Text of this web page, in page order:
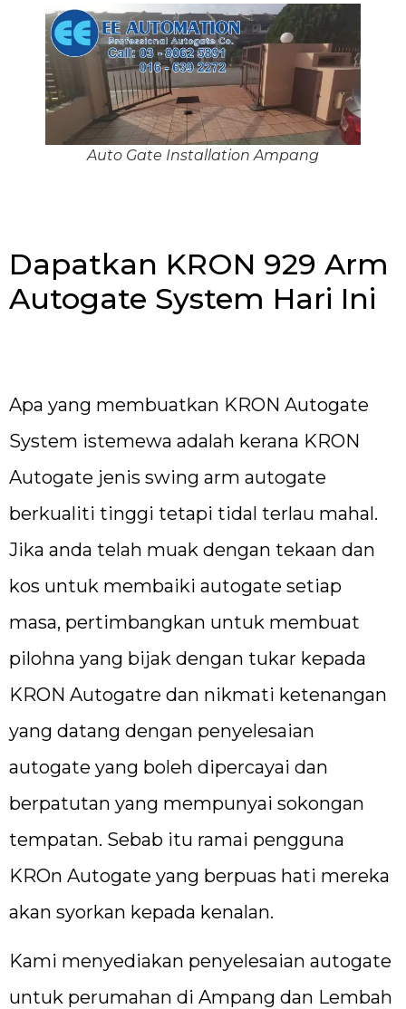
Auto Gate Installation Ampang
Dapatkan KRON 929 Arm
Autogate System Hari Ini
Apa yang membuatkan KRON Autogate
System istemewa adalah kerana KRON
Autogate jenis swing arm autogate
berkualiti tinggi tetapi tidal terlau mahal.
Jika anda telah muak dengan tekaan dan
kos untuk membaiki autogate setiap
masa, pertimbangkan untuk membuat
pilohna yang bijak dengan tukar kepada
KRON Autogatre dan nikmati ketenangan
yang datang dengan penyelesaian
autogate yang boleh dipercayai dan
berpatutan yang mempunyai sokongan
tempatan. Sebab itu ramai pengguna
KROn Autogate yang berpuas hati mereka
akan syorkan kepada kenalan.
Kami menyediakan penyelesaian autogate
untuk perumahan di Ampang dan Lembah